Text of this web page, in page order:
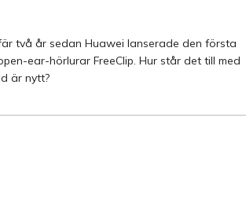
två år sedan Huawei lanserade den första
ear-hörlurar FreeClip. Hur står det till med
är nytt?